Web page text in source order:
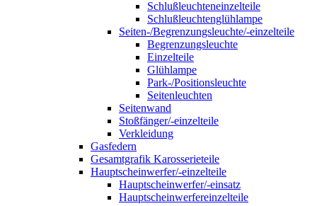
Schlußleuchteneinzelteile
Schlußleuchtenglühlampe
Seiten-/Begrenzungsleuchte/-einzelteile
Begrenzungsleuchte
Einzelteile
Glühlampe
Park-/Positionsleuchte
Seitenleuchten
Seitenwand
Stoßfänger/-einzelteile
Verkleidung
Gasfedern
Gesamtgrafik Karosserieteile
Hauptscheinwerfer/-einzelteile
Hauptscheinwerfer/-einsatz
Hauptscheinwerfereinzelteile